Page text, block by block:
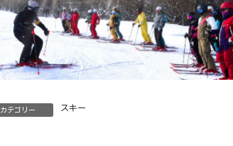
カテゴリー スキー